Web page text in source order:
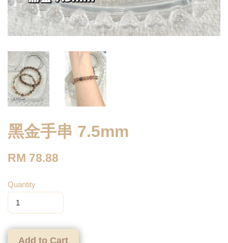
黑金手串 7.5mm
RM 78.88
Quantity
Add to Cart